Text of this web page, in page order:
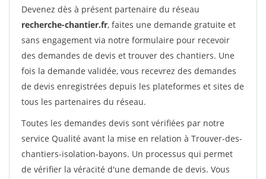
Devenez dès à présent partenaire du réseau
recherche-chantier.fr, faites une demande gratuite et
sans engagement via notre formulaire pour recevoir
des demandes de devis et trouver des chantiers. Une
fois la demande validée, vous recevrez des demandes
de devis enregistrées depuis les plateformes et sites de
tous les partenaires du réseau.
Toutes les demandes devis sont vérifiées par notre
service Qualité avant la mise en relation à Trouver-des-
chantiers-isolation-bayons. Un processus qui permet
de vérifier la véracité d'une demande de devis. Vous